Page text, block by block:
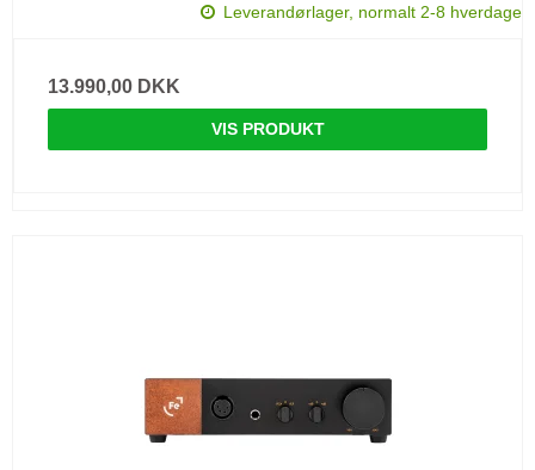
Leverandørlager, normalt 2-8 hverdage
13.990,00 DKK
VIS PRODUKT